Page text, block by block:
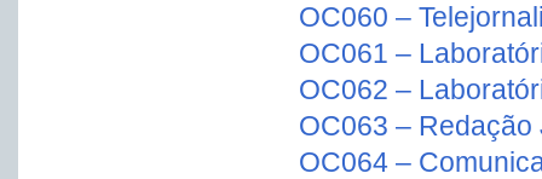
OC060 –
OC061 –
OC062 –
OC063 – Redação
OC064 –